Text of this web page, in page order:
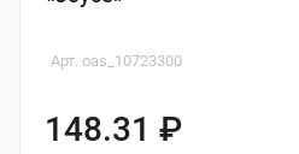
Арт. oas_10723300
148.31 ₽